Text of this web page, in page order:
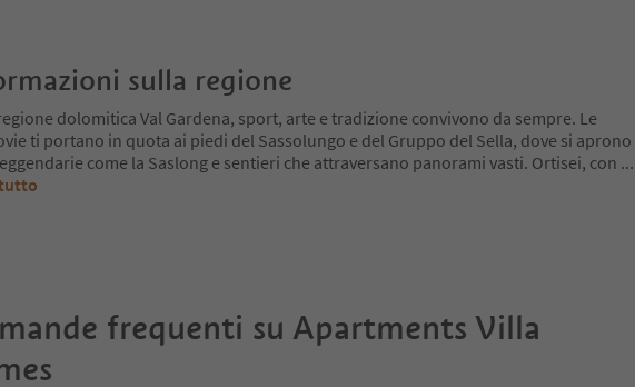
sulla regione
dolomitica Val Gardena, sport, arte e tradizione convivono da sempre. Le
ti portano in quota ai piedi del Sassolungo e del Gruppo del Sella, dove si aprono
come la Saslong e sentieri che attraversano panorami vasti. Ortisei, con ...
frequenti su Apartments Villa